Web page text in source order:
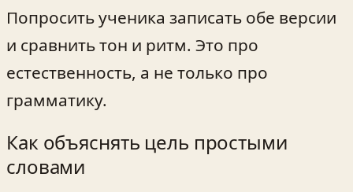
Попросить ученика записать обе версии
и сравнить тон и ритм. Это про
естественность, а не только про
грамматику.
Как объяснять цель простыми
словами